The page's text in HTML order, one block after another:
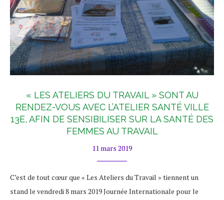
« LES ATELIERS DU TRAVAIL » SONT AU
RENDEZ-VOUS AVEC L’ATELIER SANTÉ VILLE
13E, AFIN DE SENSIBILISER SUR LA SANTÉ DES
FEMMES AU TRAVAIL
11 mars 2019
C’est de tout cœur que « Les Ateliers du Travail » tiennent un
stand le vendredi 8 mars 2019 Journée Internationale pour le